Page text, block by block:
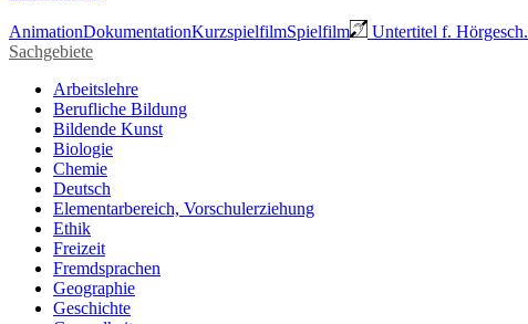
AnimationDokumentationKurzspielfilmSpielfilm Untertitel f. Hörgesch.
Sachgebiete
Arbeitslehre
Berufliche Bildung
Bildende Kunst
Biologie
Chemie
Deutsch
Elementarbereich, Vorschulerziehung
Ethik
Freizeit
Fremdsprachen
Geographie
Geschichte